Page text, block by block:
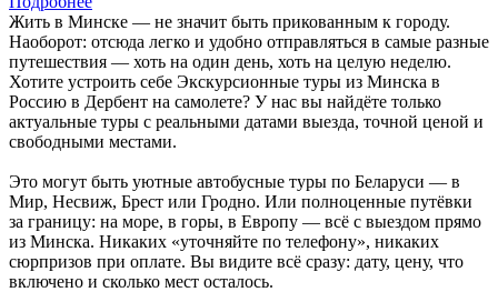
Жить в Минске — не значит быть прикованным к городу.
Наоборот: отсюда легко и удобно отправляться в самые разные
путешествия — хоть на один день, хоть на целую неделю.
Хотите устроить себе Экскурсионные туры из Минска в
Россию в Дербент на самолете? У нас вы найдёте только
актуальные туры с реальными датами выезда, точной ценой и
свободными местами.
Это могут быть уютные автобусные туры по Беларуси — в
Мир, Несвиж, Брест или Гродно. Или полноценные путёвки
за границу: на море, в горы, в Европу — всё с выездом прямо
из Минска. Никаких «уточняйте по телефону», никаких
сюрпризов при оплате. Вы видите всё сразу: дату, цену, что
включено и сколько мест осталось.